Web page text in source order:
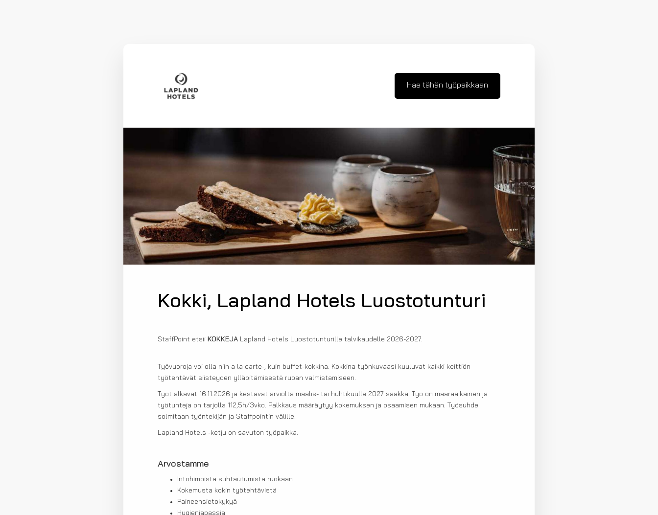
Hae tähän työpaikkaan
Kokki, Lapland Hotels Luostotunturi
StaffPoint etsii KOKKEJA Lapland Hotels Luostotunturille talvikaudelle 2026-2027.
Työvuoroja voi olla niin a la carte-, kuin buffet-kokkina. Kokkina työnkuvaasi kuuluvat kaikki keittiön
työtehtävät siisteyden ylläpitämisestä ruoan valmistamiseen.
Työt alkavat 16.11.2026 ja kestävät arviolta maalis- tai huhtikuulle 2027 saakka. Työ on määräaikainen ja
työtunteja on tarjolla 112,5h/3vko. Palkkaus määräytyy kokemuksen ja osaamisen mukaan. Työsuhde
solmitaan työntekijän ja Staffpointin välille.
Lapland Hotels -ketju on savuton työpaikka.
Arvostamme
Intohimoista suhtautumista ruokaan
Kokemusta kokin työtehtävistä
Paineensietokykyä
Hygieniapassia